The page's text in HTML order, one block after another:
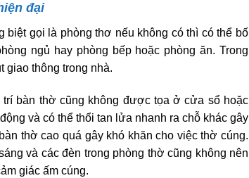
đại
gọi là phòng thơ nếu không có thì có thể bố
ngủ hay phòng bếp hoặc phòng ăn. Trong
giao thông trong nhà.
bàn thờ cũng không được tọa ở cửa sổ hoặc
và có thể thổi tan lửa nhanh ra chỗ khác gây
thờ cao quá gây khó khăn cho việc thờ cúng.
và các đèn trong phòng thờ cũng không nên
giác ấm cúng.